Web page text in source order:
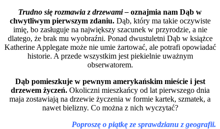
Trudno się rozmawia z drzewami – oznajmia nam Dąb w
chwytliwym pierwszym zdaniu.Dąb, który ma takie oczywiste
imię, bo zasługuje na największy szacunek w przyrodzie, a nie
dlatego, że brak mu wyobraźni. Ponad dwustuletni Dąb w książce
Katherine Applegate może nie umie żartować, ale potrafi opowiadać
historie. A przede wszystkim jest piekielnie uważnym
obserwatorem.
Dąb pomieszkuje w pewnym amerykańskim mieście i jest
drzewem życzeń.Okoliczni mieszkańcy od lat pierwszego dnia
maja zostawiają na drzewie życzenia w formie kartek, szmatek, a
nawet bielizny. Co można z nich wyczytać?
Poproszę o piątkę ze sprawdzianu z geografii.